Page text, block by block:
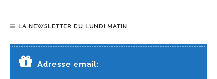
LA NEWSLETTER DU LUNDI MATIN
Adresse email: